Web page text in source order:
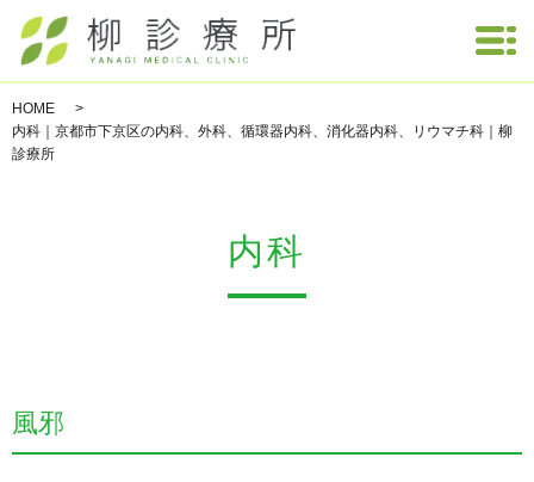
HOME
内科｜京都市下京区の内科、外科、循環器内科、消化器内科、リウマチ科｜柳
診療所
内科
風邪